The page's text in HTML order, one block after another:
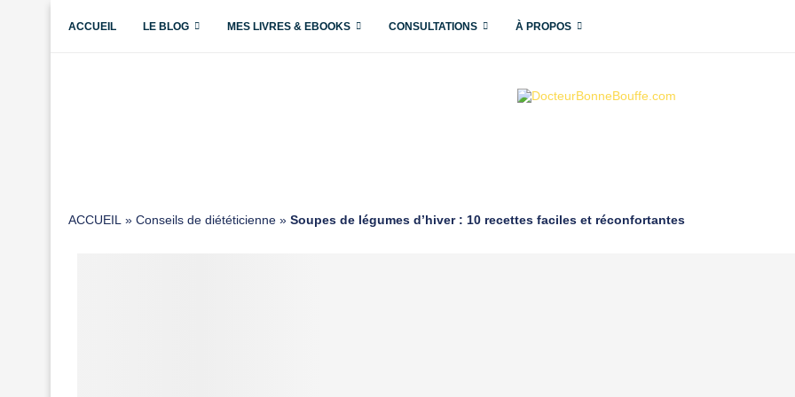
ACCUEIL LE BLOG MES LIVRES & EBOOKS CONSULTATIONS À PROPOS
ACCUEIL » Conseils de diététicienne » Soupes de légumes d’hiver : 10 recettes faciles et réconfortantes